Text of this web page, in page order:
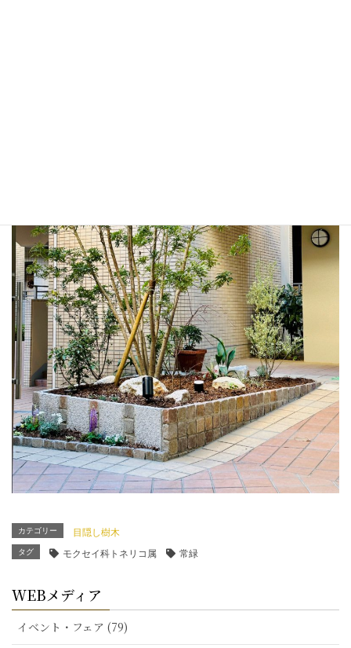
カテゴリー 目隠し樹木
タグ モクセイ科トネリコ属 常緑
WEBメディア
イベント・フェア (79)